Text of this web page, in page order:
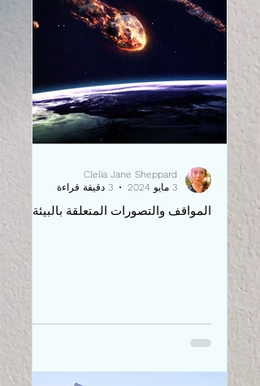
المواقف والتصورات المتعلقة بالبيئة
Clelia Jane Sheppard
3 مايو 2024
3 دقيقة قراءة